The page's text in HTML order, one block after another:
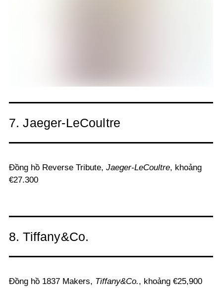
7. Jaeger-LeCoultre
Đồng hồ Reverse Tribute, Jaeger-LeCoultre, khoảng
€27.300
8. Tiffany&Co.
Đồng hồ 1837 Makers, Tiffany&Co., khoảng €25,900